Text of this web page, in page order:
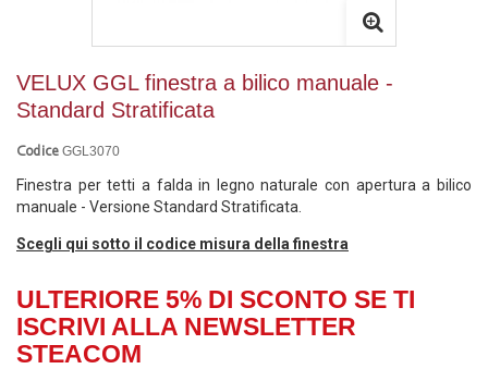
VELUX GGL finestra a bilico manuale -
Standard Stratificata
Codice GGL3070
Finestra per tetti a falda in legno naturale con apertura a bilico
manuale - Versione Standard Stratificata.
Scegli qui sotto il codice misura della finestra
ULTERIORE 5% DI SCONTO SE TI
ISCRIVI ALLA NEWSLETTER
STEACOM